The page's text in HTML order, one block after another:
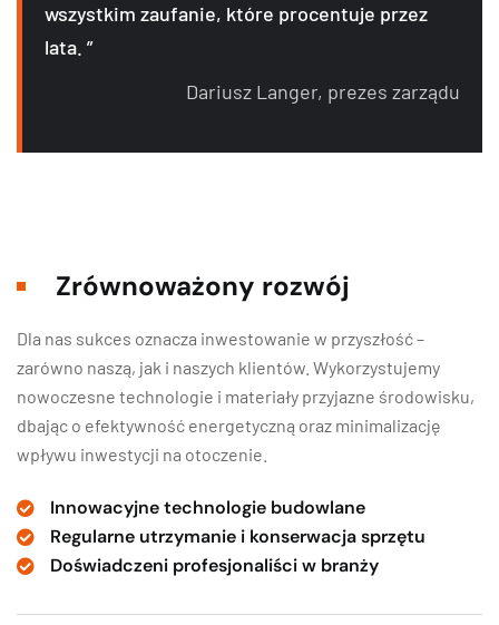
wszystkim zaufanie, które procentuje przez
lata. ”
Dariusz Langer, prezes zarządu
Zrównoważony rozwój
Dla nas sukces oznacza inwestowanie w przyszłość –
zarówno naszą, jak i naszych klientów. Wykorzystujemy
nowoczesne technologie i materiały przyjazne środowisku,
dbając o efektywność energetyczną oraz minimalizację
wpływu inwestycji na otoczenie.
Innowacyjne technologie budowlane
Regularne utrzymanie i konserwacja sprzętu
Doświadczeni profesjonaliści w branży